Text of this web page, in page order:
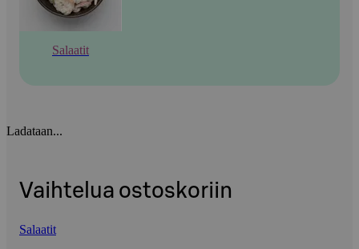
Salaatit
Ladataan...
Vaihtelua ostoskoriin
Salaatit